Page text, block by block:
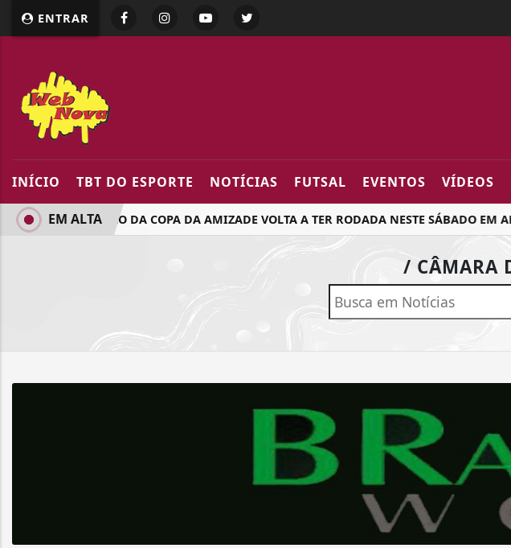
google.com, pub-5218898159836688, DIRECT, f08c47fec0942fa0
ENTRAR
INÍCIO TBT DO ESPORTE NOTÍCIAS FUTSAL EVENTOS VÍDEOS
24ª EDIÇÃO DA COPA DA AMIZADE VOLTA A TER RODADA NESTE SÁBADO EM
EM ALTA
/ CÂMARA